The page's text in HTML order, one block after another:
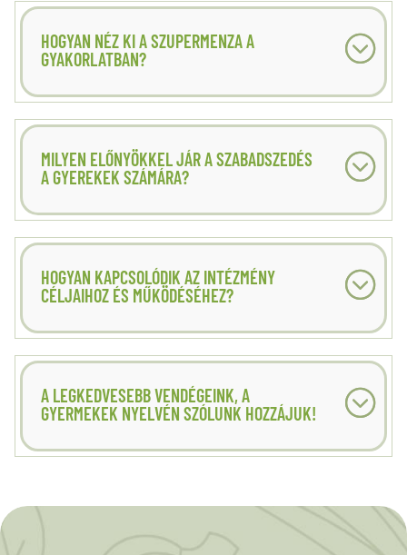
HOGYAN NÉZ KI A SZUPERMENZA A
GYAKORLATBAN?
MILYEN ELŐNYÖKKEL JÁR A SZABADSZEDÉS
A GYEREKEK SZÁMÁRA?
HOGYAN KAPCSOLÓDIK AZ INTÉZMÉNY
CÉLJAIHOZ ÉS MŰKÖDÉSÉHEZ?
A LEGKEDVESEBB VENDÉGEINK, A
GYERMEKEK NYELVÉN SZÓLUNK HOZZÁJUK!